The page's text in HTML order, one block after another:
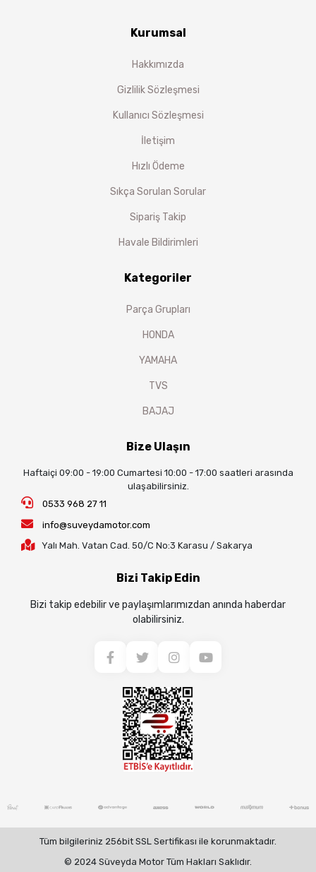
Kurumsal
Hakkımızda
Gizlilik Sözleşmesi
Kullanıcı Sözleşmesi
İletişim
Hızlı Ödeme
Sıkça Sorulan Sorular
Sipariş Takip
Havale Bildirimleri
Kategoriler
Parça Grupları
HONDA
YAMAHA
TVS
BAJAJ
Bize Ulaşın
Haftaiçi 09:00 - 19:00 Cumartesi 10:00 - 17:00 saatleri arasında
ulaşabilirsiniz.
0533 968 27 11
info@suveydamotor.com
Yalı Mah. Vatan Cad. 50/C No:3 Karasu / Sakarya
Bizi Takip Edin
Bizi takip edebilir ve paylaşımlarımızdan anında haberdar
olabilirsiniz.
Tüm bilgileriniz 256bit SSL Sertifikası ile korunmaktadır.
© 2024 Süveyda Motor Tüm Hakları Saklıdır.